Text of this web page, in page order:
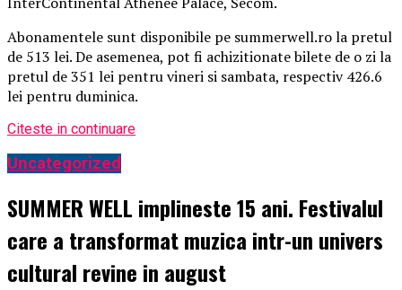
Abonamentele sunt disponibile pe summerwell.ro la pretul
de 513 lei. De asemenea, pot fi achizitionate bilete de o zi la
pretul de 351 lei pentru vineri si sambata, respectiv 426.6
lei pentru duminica.
Citeste in continuare
Uncategorized
SUMMER WELL implineste 15 ani. Festivalul
care a transformat muzica intr-un univers
cultural revine in august